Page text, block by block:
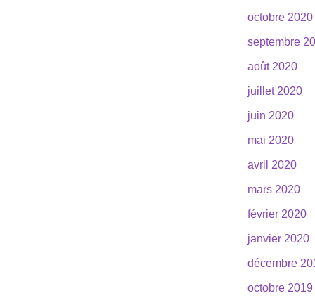
octobre 2020
septembre
août 2020
juillet 2020
juin 2020
mai 2020
avril 2020
mars 2020
février 2020
janvier 2020
décembre
octobre 2019